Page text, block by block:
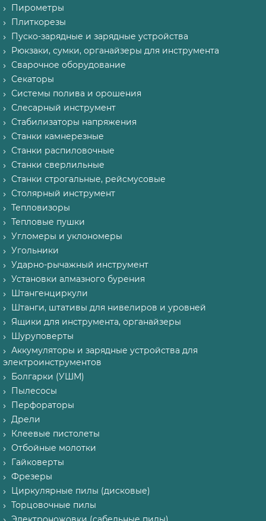
Пирометры
Плиткорезы
Пуско-зарядные и зарядные устройства
Рюкзаки, сумки, органайзеры для инструмента
Сварочное оборудование
Секаторы
Системы полива и орошения
Слесарный инструмент
Стабилизаторы напряжения
Станки камнерезные
Станки распиловочные
Станки сверлильные
Станки строгальные, рейсмусовые
Столярный инструмент
Тепловизоры
Тепловые пушки
Угломеры и уклономеры
Угольники
Ударно-рычажный инструмент
Установки алмазного бурения
Штангенциркули
Штанги, штативы для нивелиров и уровней
Ящики для инструмента, органайзеры
Шуруповерты
Аккумуляторы и зарядные устройства для
электроинструментов
Болгарки (УШМ)
Пылесосы
Перфораторы
Дрели
Клеевые пистолеты
Отбойные молотки
Гайковерты
Фрезеры
Циркулярные пилы (дисковые)
Торцовочные пилы